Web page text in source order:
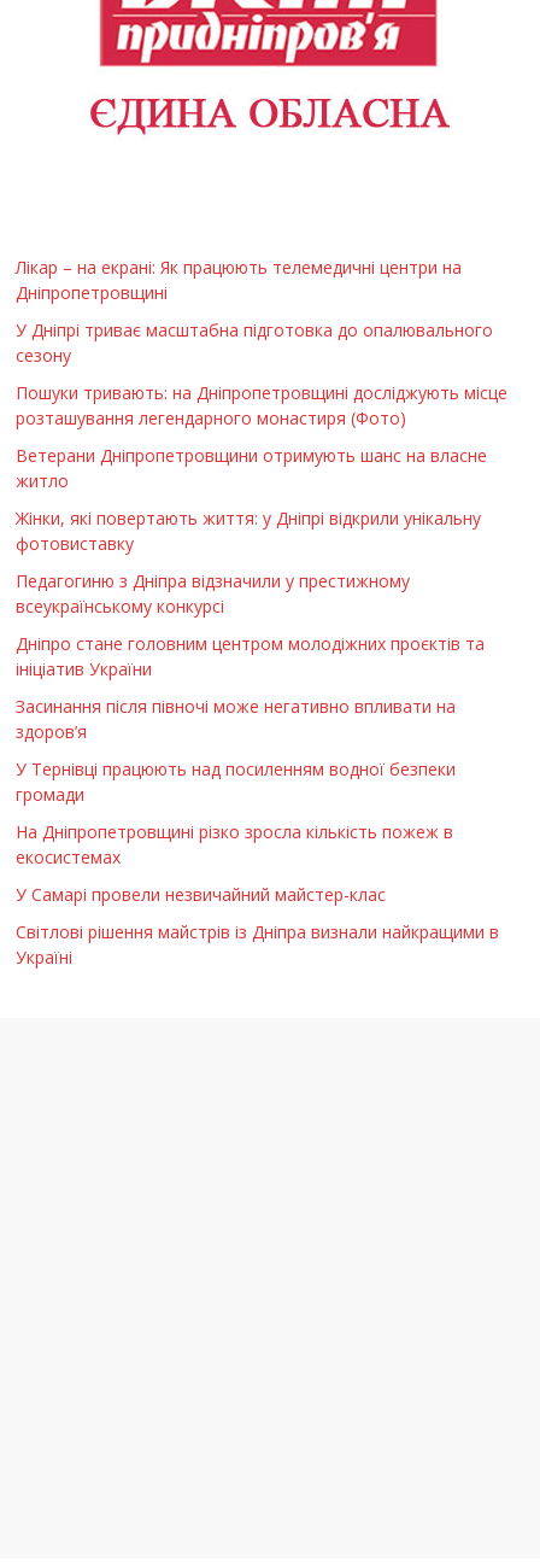
Лікар – на екрані: Як працюють телемедичні центри на
Дніпропетровщині
У Дніпрі триває масштабна підготовка до опалювального
сезону
Пошуки тривають: на Дніпропетровщині досліджують місце
розташування легендарного монастиря (Фото)
Ветерани Дніпропетровщини отримують шанс на власне
житло
Жінки, які повертають життя: у Дніпрі відкрили унікальну
фотовиставку
Педагогиню з Дніпра відзначили у престижному
всеукраїнському конкурсі
Дніпро стане головним центром молодіжних проєктів та
ініціатив України
Засинання після півночі може негативно впливати на
здоров’я
У Тернівці працюють над посиленням водної безпеки
громади
На Дніпропетровщині різко зросла кількість пожеж в
екосистемах
У Самарі провели незвичайний майстер-клас
Світлові рішення майстрів із Дніпра визнали найкращими в
Україні